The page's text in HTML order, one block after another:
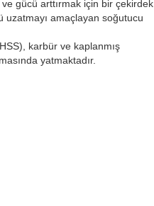
gücü arttırmak için bir çekirdek
uzatmayı amaçlayan soğutucu
karbür ve kaplanmış
yatmaktadır.